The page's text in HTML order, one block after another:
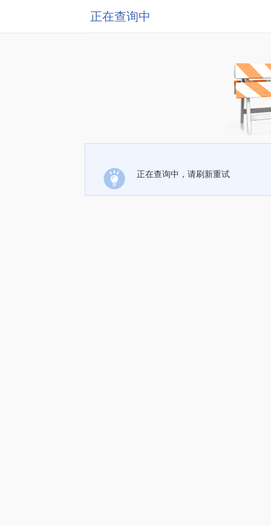
正在查询中
正在查询中，请刷新重试